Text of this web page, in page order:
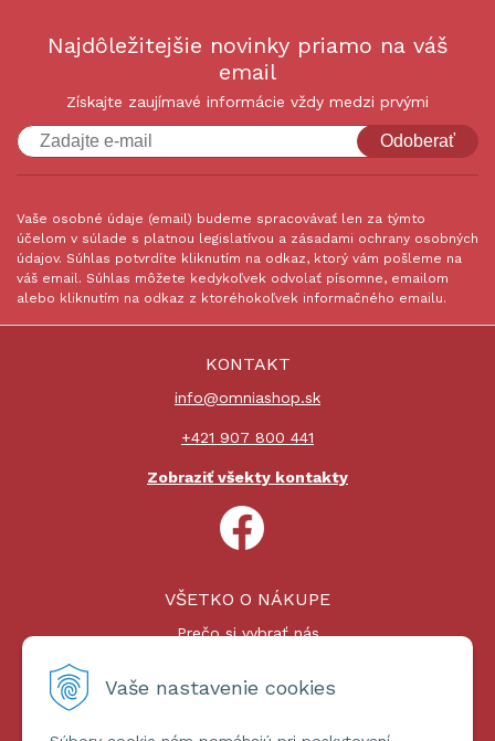
Vaše nastavenie cookies
Najdôležitejšie novinky priamo na váš
email
Získajte zaujímavé informácie vždy medzi prvými
Odoberať
Vaše osobné údaje (email) budeme spracovávať len za týmto
účelom v súlade s platnou legislatívou a zásadami ochrany osobných
údajov. Súhlas potvrdíte kliknutím na odkaz, ktorý vám pošleme na
váš email. Súhlas môžete kedykoľvek odvolať písomne, emailom
alebo kliknutím na odkaz z ktoréhokoľvek informačného emailu.
KONTAKT
info@omniashop.sk
+421 907 800 441
Zobraziť všekty kontakty
VŠETKO O NÁKUPE
Prečo si vybrať nás
Platby a doprava